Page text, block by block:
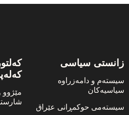
Footer
زانستی سیاسی
سیستەم و دامەزراوە
سیاسیەکان
سیستەمی حوکمڕانی عێراق
مێژوو